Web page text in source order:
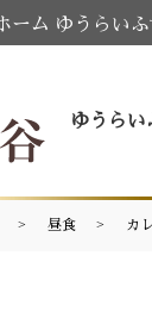
ーム ゆうらい
ゆうら
昼食 カ